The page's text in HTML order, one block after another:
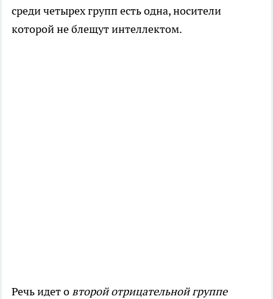
среди четырех групп есть одна, носители
которой не блещут интеллектом.
Речь идет овторой отрицательной группе